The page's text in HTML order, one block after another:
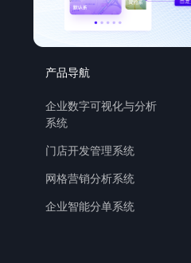
产品导航
企业数字可视化与分析
系统
门店开发管理系统
网格营销分析系统
企业智能分单系统